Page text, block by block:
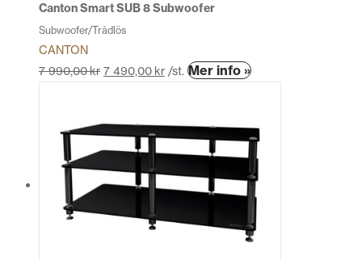
Canton Smart SUB 8 Subwoofer
Subwoofer/Trådlös
CANTON
7 990,00kr 7 490,00 kr /st. Mer info »Den
flera
varianter.
De
olika
alternativen
kan